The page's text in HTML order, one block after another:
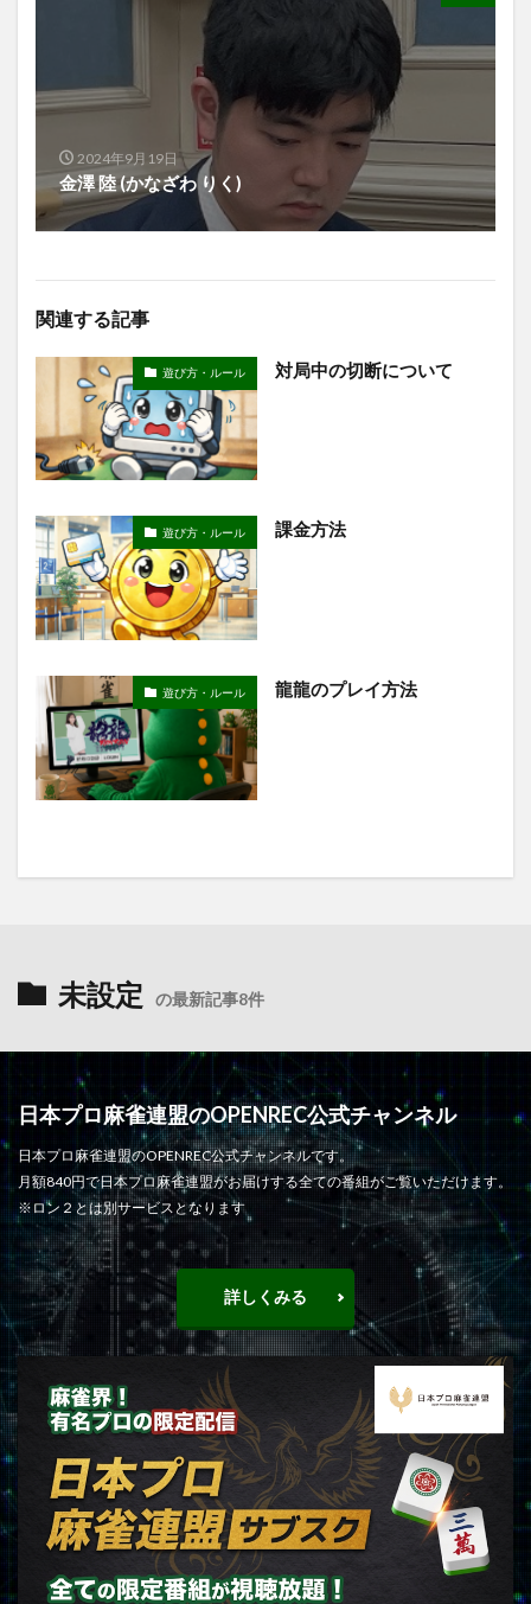
2024年9月19日
金澤 陸 (かなざわ りく)
関連する記事
遊び方・ルール 対局中の切断について
遊び方・ルール 課金方法
遊び方・ルール 龍龍のプレイ方法
未設定 の最新記事8件
日本プロ麻雀連盟のOPENREC公式チャンネル
日本プロ麻雀連盟のOPENREC公式チャンネルです。
月額840円で日本プロ麻雀連盟がお届けする全ての番組がご覧いただけます。
※ロン２とは別サービスとなります
詳しくみる